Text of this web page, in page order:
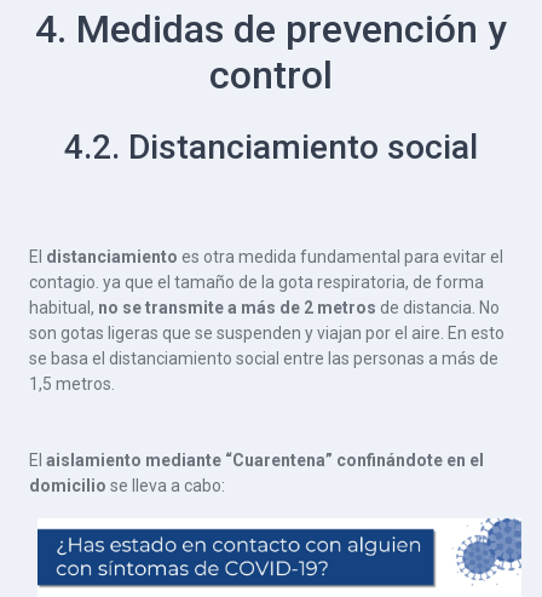
4. Medidas de prevención y
control
4.2. Distanciamiento social
El distanciamiento es otra medida fundamental para evitar el
contagio. ya que el tamaño de la gota respiratoria, de forma
habitual, no se transmite a más de 2 metros de distancia. No
son gotas ligeras que se suspenden y viajan por el aire. En esto
se basa el distanciamiento social entre las personas a más de
1,5 metros.
El aislamiento mediante “Cuarentena” confinándote en el
domicilio se lleva a cabo: